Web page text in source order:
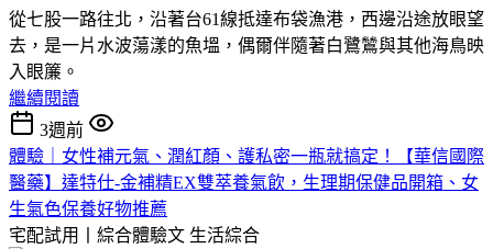
從七股一路往北，沿著台61線抵達布袋漁港，西邊沿途放眼望
去，是一片水波蕩漾的魚塭，偶爾伴隨著白鷺鷥與其他海鳥映
入眼簾。
繼續閱讀
3週前
體驗｜女性補元氣、潤紅顏、護私密一瓶就搞定！【華信國際
醫藥】達特仕-金補精EX雙萃養氣飲，生理期保健品開箱、女
生氣色保養好物推薦
宅配試用丨綜合體驗文 生活綜合